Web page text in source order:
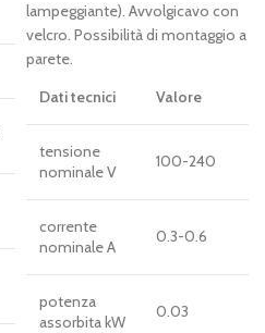
lampeggiante). Avvolgicavo con
velcro. Possibilità di montaggio a
parete.
Dati tecnici
Valore
tensione
nominale V
100-240
corrente
nominale A
0.3-0.6
potenza
assorbita kW
0.03